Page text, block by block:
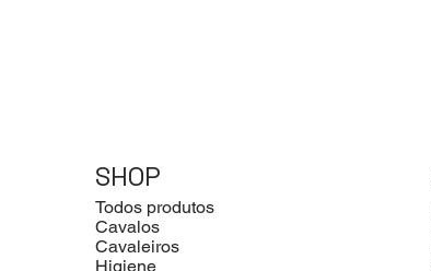
SHOP
Todos produtos
Cavalos
Cavaleiros
Higiene